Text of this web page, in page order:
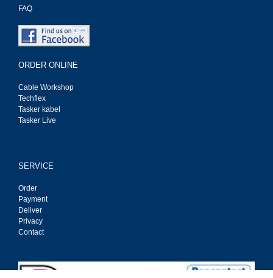
FAQ
ORDER ONLINE
Cable Workshop
Techflex
Tasker kabel
Tasker Live
SERVICE
Order
Payment
Deliver
Privacy
Contact